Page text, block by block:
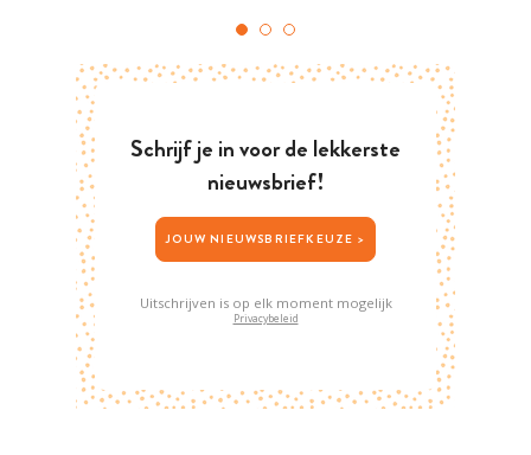
Schrijf je in voor de lekkerste
nieuwsbrief!
JOUW NIEUWSBRIEFKEUZE >
Uitschrijven is op elk moment mogelijk
Privacybeleid